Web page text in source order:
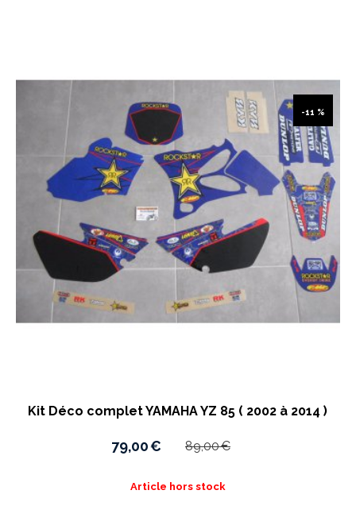
-11 %
Kit Déco complet YAMAHA YZ 85 ( 2002 à 2014 )
79,00€ 89,00€
Article hors stock